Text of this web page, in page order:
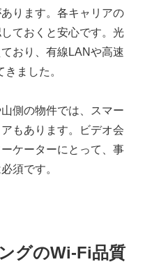
ります。各キャリアの
ておくと安心です。光
おり、有線LANや高速
ました。
側の物件では、スマー
もあります。ビデオ会
ケーターにとって、事
須です。
グのWi-Fi品質